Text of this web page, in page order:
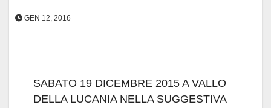
GEN 12, 2016
SABATO 19 DICEMBRE 2015 A VALLO
DELLA LUCANIA NELLA SUGGESTIVA